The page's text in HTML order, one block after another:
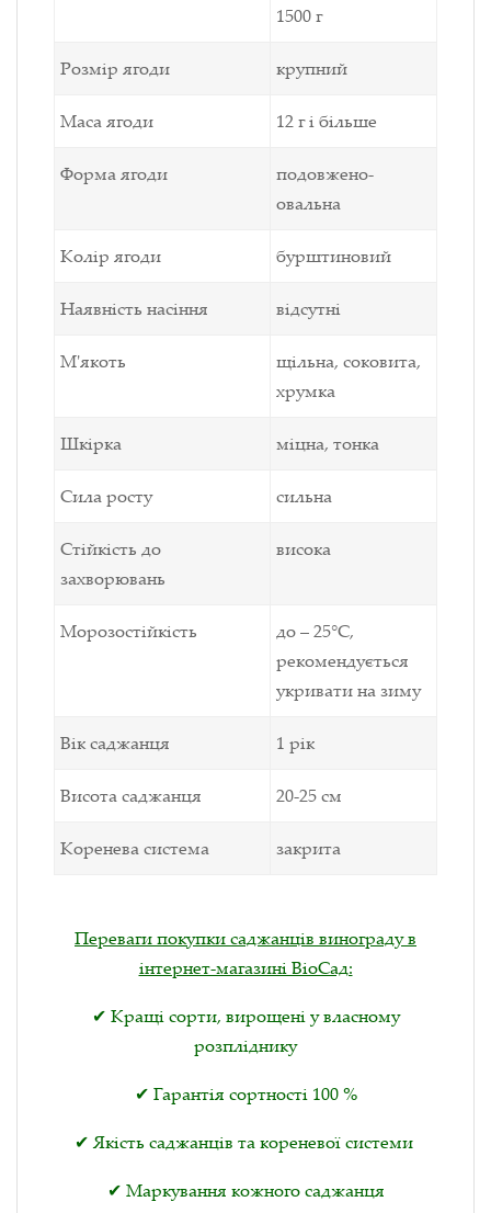
1500 г
Розмір ягоди крупний
Маса ягоди 12 г і більше
Форма ягоди
подовжено-
овальна
Колір ягоди бурштиновий
Наявність насіння відсутні
М'якоть
щільна, соковита,
хрумка
Шкірка міцна, тонка
Сила росту сильна
Стійкість до
захворювань
висока
Морозостійкість
до – 25°С,
рекомендується
укривати на зиму
Вік саджанця 1 рік
Висота саджанця 20-25 см
Коренева система закрита
Переваги покупки саджанців винограду в
інтернет-магазині ВіоСад:
✔ Кращі сорти, вирощені у власному
розпліднику
✔ Гарантія сортності 100 %
✔ Якість саджанців та кореневої системи
✔ Маркування кожного саджанця